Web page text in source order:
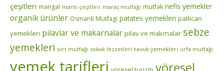
çeşitleri mangal mantı çeşitleri maraş mutfağı mutfak nefis yemekler
organik ürünler Osmanli Mutfagi patates yemekleri patlıcan
yemekleri pilavlar ve makarnalar pilav ve makrnalar sebze
yemekleri siirt mutfağı sokak lezzetleri tavuk yemekleri urfa mutfağı
yemek tarifleri
yöresel